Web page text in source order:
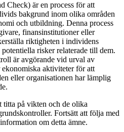
Check) är en process för att
bakgrund inom olika områden
och utbildning. Denna process
finansinstitutioner eller
riktigheten i individens
risker relaterade till dem.
är avgörande vid urval av
aktiviteter för att
eller organisationen har lämplig
på vikten och de olika
Fortsätt att följa med
om detta ämne.